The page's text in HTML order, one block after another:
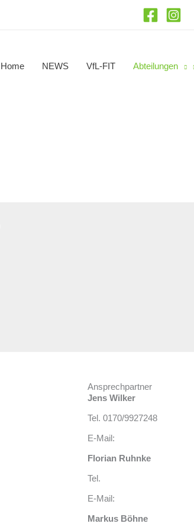
Home NEWS VfL-FIT Abteilungen
Ansprechpartner
Jens Wilker
Tel. 0170/9927248
E-Mail:
Florian Ruhnke
Tel.
E-Mail:
Markus Böhne